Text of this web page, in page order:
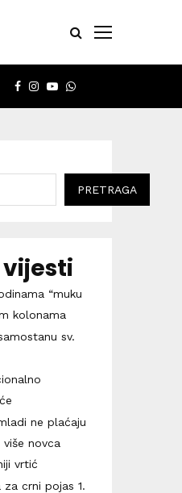
FACEBOOK
INSTAGRAM
YOUTUBE
WHATSAPP
PRETRAGA
“muku
kolonama
sv.
ne plaćaju
novca
vrtić
za crni pojas 1.